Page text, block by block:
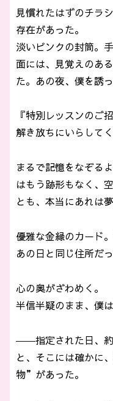
見慣れたはずのチラ
存在があった。
淡いピンクの封筒。
面には、見覚えのあ
た。あの夜、僕を誘
『特別レッスンのご
解き放ちにいらして
まるで記憶をなぞる
はもう跡形もなく、
とも、本当にあれは
優雅な金縁のカード
あの日と同じ住所だっ
心の奥がざわめく。
半信半疑のまま、僕
――指定された日、約
と、そこには確かに
物”があった。